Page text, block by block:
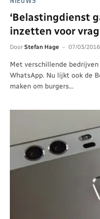
‘Belastingdienst
inzetten voor
Door Stefan Hage 07/03/2016
Met verschillende
WhatsApp. Nu lijkt ook de
maken om burgers…